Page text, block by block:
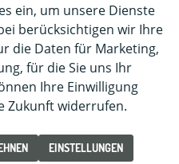
behilflich sein?
auf Sie!
ein, um unsere Dienste
berücksichtigen wir Ihre
die Daten für Marketing,
für die Sie uns Ihr
Ihre Einwilligung
Zukunft widerrufen.
EINSTELLUNGEN